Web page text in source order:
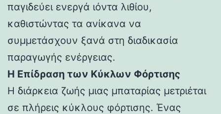
παγιδεύει ενεργά ιόντα λιθίου,
καθιστώντας τα ανίκανα να
συμμετάσχουν ξανά στη διαδικασία
παραγωγής ενέργειας.
Η Επίδραση των Κύκλων Φόρτισης
Η διάρκεια ζωής μιας μπαταρίας μετριέται
σε πλήρεις κύκλους φόρτισης. Ένας